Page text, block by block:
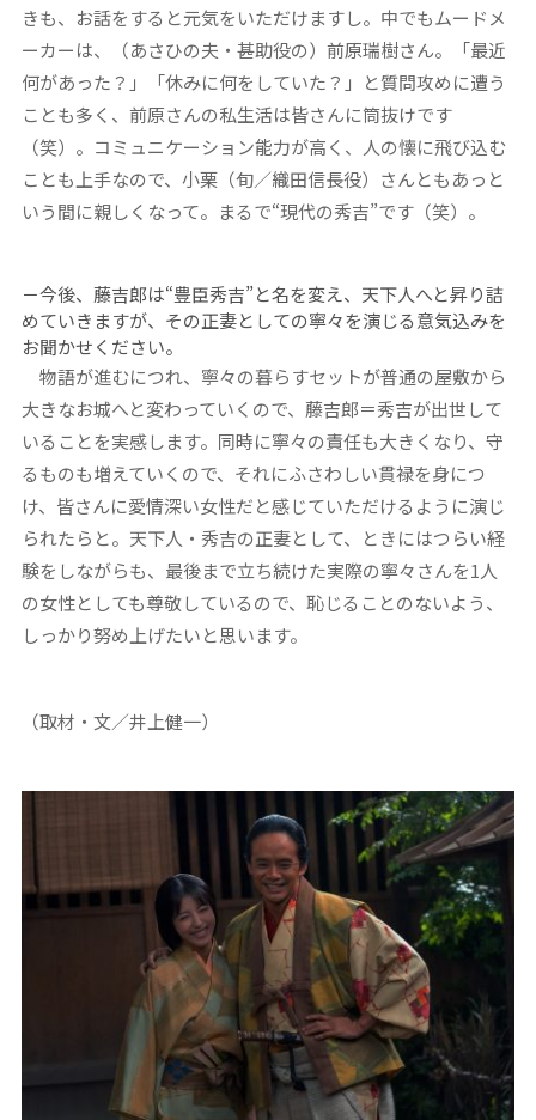
きも、お話をすると元気をいただけますし。中でもムードメ
ーカーは、（あさひの夫・甚助役の）前原瑞樹さん。「最近
何があった？」「休みに何をしていた？」と質問攻めに遭う
ことも多く、前原さんの私生活は皆さんに筒抜けです
（笑）。コミュニケーション能力が高く、人の懐に飛び込む
ことも上手なので、小栗（旬／織田信長役）さんともあっと
いう間に親しくなって。まるで“現代の秀吉”です（笑）。
－今後、藤吉郎は“豊臣秀吉”と名を変え、天下人へと昇り詰
めていきますが、その正妻としての寧々を演じる意気込みを
お聞かせください。
物語が進むにつれ、寧々の暮らすセットが普通の屋敷から
大きなお城へと変わっていくので、藤吉郎＝秀吉が出世して
いることを実感します。同時に寧々の責任も大きくなり、守
るものも増えていくので、それにふさわしい貫禄を身につ
け、皆さんに愛情深い女性だと感じていただけるように演じ
られたらと。天下人・秀吉の正妻として、ときにはつらい経
験をしながらも、最後まで立ち続けた実際の寧々さんを1人
の女性としても尊敬しているので、恥じることのないよう、
しっかり努め上げたいと思います。
（取材・文／井上健一）